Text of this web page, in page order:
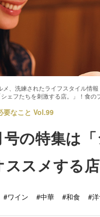
、洗練されたライフスタイル情報
ェフたちを刺激する店。」！食
要なこと Vol.99
の特集は
スメする
#ワイン #中華 #和食 #